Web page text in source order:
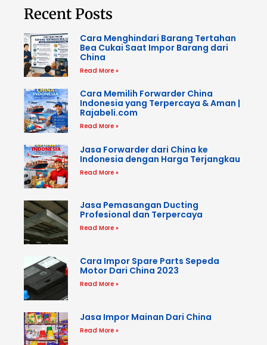
Recent Posts
Cara Menghindari Barang Tertahan
Bea Cukai Saat Impor Barang dari
China
Read More »
Cara Memilih Forwarder China
Indonesia yang Terpercaya & Aman |
Rajabeli.com
Read More »
Jasa Forwarder dari China ke
Indonesia dengan Harga Terjangkau
Read More »
Jasa Pemasangan Ducting
Profesional dan Terpercaya
Read More »
Cara Impor Spare Parts Sepeda
Motor Dari China 2023
Read More »
Jasa Impor Mainan Dari China
Read More »